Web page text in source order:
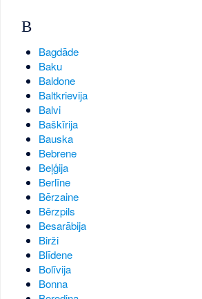
B
Bagdāde
Baku
Baldone
Baltkrievija
Balvi
Baškīrija
Bauska
Bebrene
Beļģija
Berlīne
Bērzaine
Bērzpils
Besarābija
Birži
Blīdene
Bolīvija
Bonna